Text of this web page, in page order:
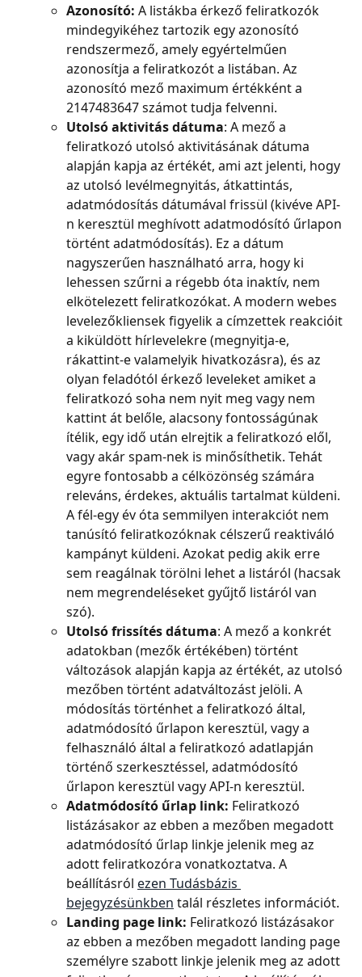
Azonosító: A listákba érkező feliratkozók
mindegyikéhez tartozik egy azonosító
rendszermező, amely egyértelműen
azonosítja a feliratkozót a listában. Az
azonosító mező maximum értékként a
2147483647 számot tudja felvenni.
Utolsó aktivitás dátuma: A mező a
feliratkozó utolsó aktivitásának dátuma
alapján kapja az értékét, ami azt jelenti, hogy
az utolsó levélmegnyitás, átkattintás,
adatmódosítás dátumával frissül (kivéve API-
n keresztül meghívott adatmodósító űrlapon
történt adatmódosítás). Ez a dátum
nagyszerűen használható arra, hogy ki
lehessen szűrni a régebb óta inaktív, nem
elkötelezett feliratkozókat. A modern webes
levelezőkliensek figyelik a címzettek reakcióit
a kiküldött hírlevelekre (megnyitja-e,
rákattint-e valamelyik hivatkozásra), és az
olyan feladótól érkező leveleket amiket a
feliratkozó soha nem nyit meg vagy nem
kattint át belőle, alacsony fontosságúnak
ítélik, egy idő után elrejtik a feliratkozó elől,
vagy akár spam-nek is minősíthetik. Tehát
egyre fontosabb a célközönség számára
releváns, érdekes, aktuális tartalmat küldeni.
A fél-egy év óta semmilyen interakciót nem
tanúsító feliratkozóknak célszerű reaktiváló
kampányt küldeni. Azokat pedig akik erre
sem reagálnak törölni lehet a listáról (hacsak
nem megrendeléseket gyűjtő listáról van
szó).
Utolsó frissítés dátuma: A mező a konkrét
adatokban (mezők értékében) történt
változások alapján kapja az értékét, az utolsó
mezőben történt adatváltozást jelöli. A
módosítás történhet a feliratkozó által,
adatmódosító űrlapon keresztül, vagy a
felhasználó által a feliratkozó adatlapján
történő szerkesztéssel, adatmódosító
űrlapon keresztül vagy API-n keresztül.
Adatmódosító űrlap link: Feliratkozó
listázásakor az ebben a mezőben megadott
adatmódosító űrlap linkje jelenik meg az
adott feliratkozóra vonatkoztatva. A
beállításról ezen Tudásbázis
bejegyzésünkben talál részletes információt.
Landing page link: Feliratkozó listázásakor
az ebben a mezőben megadott landing page
személyre szabott linkje jelenik meg az adott